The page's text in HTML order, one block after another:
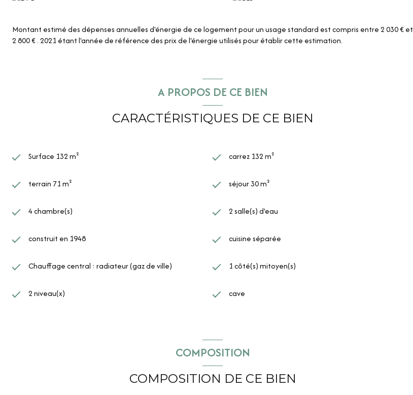
Montant estimé des dépenses annuelles d'énergie de ce logement pour un usage standard est compris entre 2 030 € et
2 800 € . 2021 étant l'année de référence des prix de l'énergie utilisés pour établir cette estimation.
A PROPOS DE CE BIEN
CARACTÉRISTIQUES DE CE BIEN
Surface 132 m² carrez 132 m²
terrain 71 m² séjour 30 m²
4 chambre(s) 2 salle(s) d'eau
construit en 1948 cuisine séparée
Chauffage central : radiateur (gaz de ville) 1 côté(s) mitoyen(s)
2 niveau(x) cave
COMPOSITION
COMPOSITION DE CE BIEN